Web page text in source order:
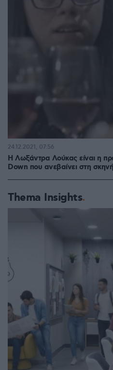
Η Λωξάντρα Λούκας είναι η
Down που ανεβαίνει στη
24.12.2021, 07:56
Thema Insights